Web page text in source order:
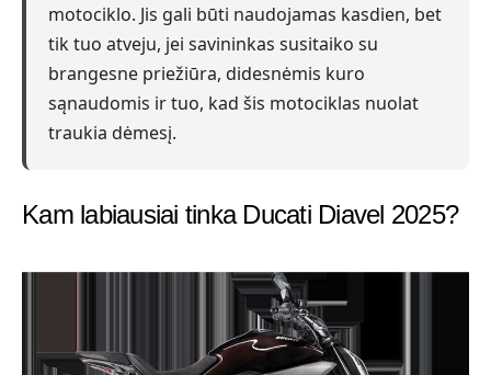
motociklo. Jis gali būti naudojamas kasdien, bet
tik tuo atveju, jei savininkas susitaiko su
brangesne priežiūra, didesnėmis kuro
sąnaudomis ir tuo, kad šis motociklas nuolat
traukia dėmesį.
Kam labiausiai tinka Ducati Diavel 2025?